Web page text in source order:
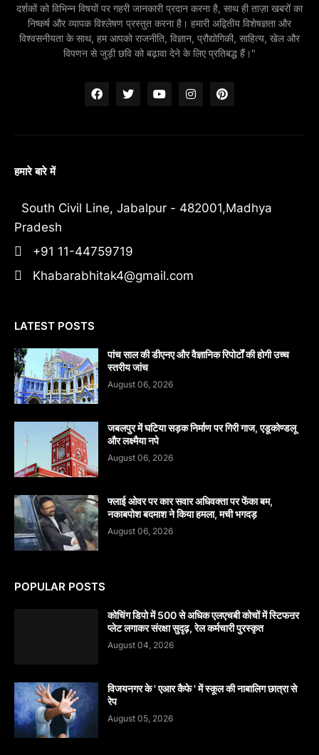
दर्शकों को विभिन्न विषयों पर गहरी जानकारी प्रदान करना है, साथ ही ताज़ा खबरों का
निष्कर्ष और व्यापक विश्लेषण प्रस्तुत करना है। हमारी अद्वितीय विशेषज्ञता और
विश्वसनीयता के साथ, हम आपको राजनीति, विज्ञान, प्रौद्योगिकी, साहित्य, खेल और
विपणन से जुड़ी छवि को बढ़ावा देने के लिए प्रतिबद्ध हैं।"
हमारे बारे में
South Civil Line, Jabalpur - 482001,Madhya
Pradesh
+91 11-44759719
Khabarabhitak4@gmail.com
LATEST POSTS
पांच साल की डीएनए और वैज्ञानिक रिपोर्टों की होगी उच्च
स्तरीय जांच
August 06, 2026
जबलपुर में घटिया सड़क निर्माण पर गिरी गाज, एडूकोण्डलू
और लक्ष्मैया नपे
August 06, 2026
फ्लाई ओवर पर कार सवार अधिवक्ता पर फेंका बम,
नकाबपोश बदमाश ने किया हमला, मची भगदड़
August 06, 2026
POPULAR POSTS
कोचिंग डिपो में 500 से अधिक एलएचबी कोचों में स्टिफऩर
प्लेट लगाकर संरक्षा सुदृढ़, रेल कर्मचारी पुरस्कृत
August 04, 2026
विजयनगर के ' एआर कैफे ' में स्कूल की नाबालिग छात्रा से
रेप
August 05, 2026